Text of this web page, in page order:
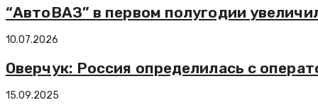
“АвтоВАЗ” в первом полугодии
10.07.2026
Оверчук: Россия определилась с
15.09.2025